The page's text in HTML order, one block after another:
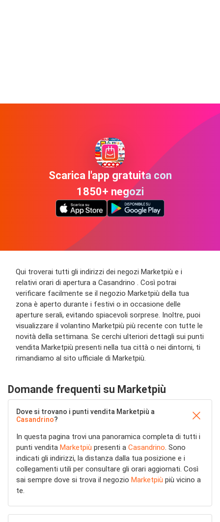
Scarica l'app gratuita con
1850+ negozi
Qui troverai tutti gli indirizzi dei negozi Marketpiù e i
relativi orari di apertura a Casandrino . Così potrai
verificare facilmente se il negozio Marketpiù della tua
zona è aperto durante i festivi o in occasione delle
aperture serali, evitando spiacevoli sorprese. Inoltre, puoi
visualizzare il volantino Marketpiù più recente con tutte le
novità della settimana. Se cerchi ulteriori dettagli sui punti
vendita Marketpiù presenti nella tua città o nei dintorni, ti
rimandiamo al sito ufficiale di Marketpiù.
Domande frequenti su Marketpiù
Dove si trovano i punti vendita Marketpiù a
Casandrino?
In questa pagina trovi una panoramica completa di tutti i
punti vendita Marketpiù presenti a Casandrino. Sono
indicati gli indirizzi, la distanza dalla tua posizione e i
collegamenti utili per consultare gli orari aggiornati. Così
sai sempre dove si trova il negozio Marketpiù più vicino a
te.